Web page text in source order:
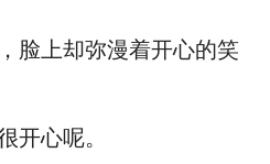
脸上却弥漫着开心的笑
开心呢。